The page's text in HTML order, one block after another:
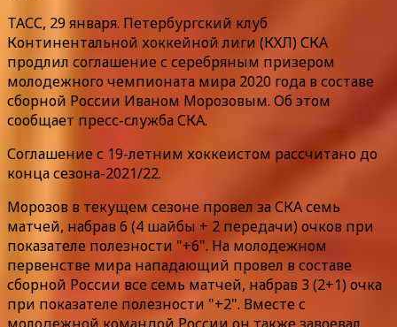
ТАСС, 29 января. Петербургский клуб
Континентальной хоккейной лиги (КХЛ) СКА
продлил соглашение с серебряным призером
молодежного чемпионата мира 2020 года в составе
сборной России Иваном Морозовым. Об этом
сообщает пресс-служба СКА.
Соглашение с 19-летним хоккеистом рассчитано до
конца сезона-2021/22.
Морозов в текущем сезоне провел за СКА семь
матчей, набрав 6 (4 шайбы + 2 передачи) очков при
показателе полезности "+6". На молодежном
первенстве мира нападающий провел в составе
сборной России все семь матчей, набрав 3 (2+1) очка
при показателе полезности "+2". Вместе с